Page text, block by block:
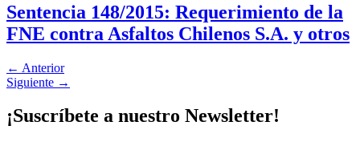
Sentencia 148/2015: Requerimiento de la
FNE contra Asfaltos Chilenos S.A. y otros
← Anterior
Siguiente →
¡Suscríbete a nuestro Newsletter!